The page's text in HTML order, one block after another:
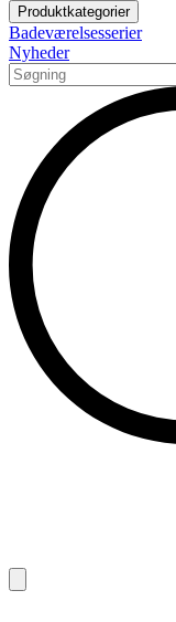
Produktkategorier
Badeværelsesserier
Nyheder